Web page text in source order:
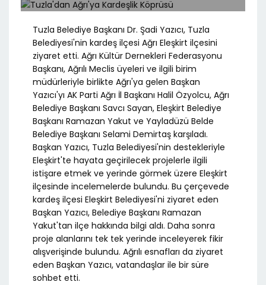
Tuzla Belediye Başkanı Dr. Şadi Yazıcı, Tuzla
Belediyesi'nin kardeş ilçesi Ağrı Eleşkirt ilçesini
ziyaret etti. Ağrı Kültür Dernekleri Federasyonu
Başkanı, Ağrılı Meclis üyeleri ve ilgili birim
müdürleriyle birlikte Ağrı'ya gelen Başkan
Yazıcı'yı AK Parti Ağrı İl Başkanı Halil Özyolcu, Ağrı
Belediye Başkanı Savcı Sayan, Eleşkirt Belediye
Başkanı Ramazan Yakut ve Yayladüzü Belde
Belediye Başkanı Selami Demirtaş karşıladı.
Başkan Yazıcı, Tuzla Belediyesi'nin destekleriyle
Eleşkirt'te hayata geçirilecek projelerle ilgili
istişare etmek ve yerinde görmek üzere Eleşkirt
ilçesinde incelemelerde bulundu. Bu çerçevede
kardeş ilçesi Eleşkirt Belediyesi'ni ziyaret eden
Başkan Yazıcı, Belediye Başkanı Ramazan
Yakut'tan ilçe hakkında bilgi aldı. Daha sonra
proje alanlarını tek tek yerinde inceleyerek fikir
alışverişinde bulundu. Ağrılı esnafları da ziyaret
eden Başkan Yazıcı, vatandaşlar ile bir süre
sohbet etti.